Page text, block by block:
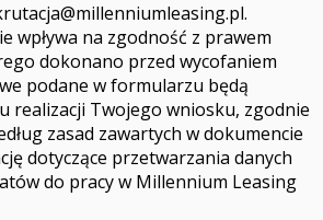
.
wpływa na zgodność z prawem
dokonano przed wycofaniem
podane w formularzu będą
realizacji Twojego wniosku, zgodnie
zasad zawartych w dokumencie
dotyczące przetwarzania danych
do pracy w Millennium Leasing